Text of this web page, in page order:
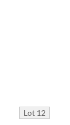
Lot 12